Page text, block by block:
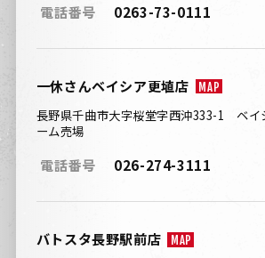
電話番号 0263-73-0111
一休さんベイシア更埴店 MAP
長野県千曲市大字桜堂字西沖333-1 ベ
ーム売場
電話番号 026-274-3111
バトスタ長野駅前店 MAP